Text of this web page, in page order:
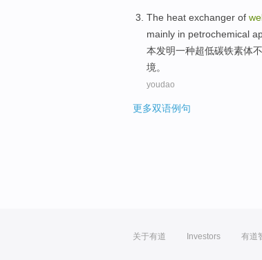
The heat exchanger of
mainly in petrochemical
本发明一种超低碳铁素体
境。
youdao
更多双语例句
关于有道 Investors 有道